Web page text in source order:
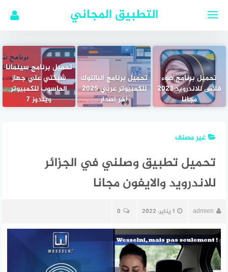
التطبيق المجاني
تحميل برنامج ضوء
فلاش للاندرويد 2023
مجانا
تحميل برنامج البالتوك
للكمبيوتر عربي 2025
اخر اصدار
تحميل برنامج سينمانا
شبكتي علي جهاز
الحاسوب للكمبيوتر
ويندوز 7
غير مصنف
تحميل تطبيق وصلني في الجزائر
للاندرويد والايفون مجانا
admien 1 يناير، 2022 0